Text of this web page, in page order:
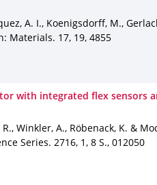
A. I., Koenigsdorff, M.,
Materials. 17, 19, 4855
with integrated flex sensors
Winkler, A., Röbenack, K. &
Series. 2716, 1 , 8 S., 012050